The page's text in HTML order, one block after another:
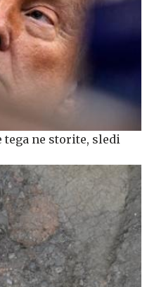
tega ne storite, sledi